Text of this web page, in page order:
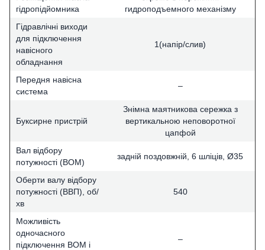
гідропідйомника
гидроподъемного механізму
Гідравлічні виходи
для підключення
навісного
обладнання
1(напір/слив)
Передня навісна
система
–
Буксирне пристрій
Знімна маятникова сережка з
вертикальною неповоротної
цапфой
Вал відбору
потужності (ВОМ)
задній поздовжній, 6 шліців, Ø35
Оберти валу відбору
потужності (ВВП), об/
хв
540
Можливість
одночасного
підключення ВОМ і
–